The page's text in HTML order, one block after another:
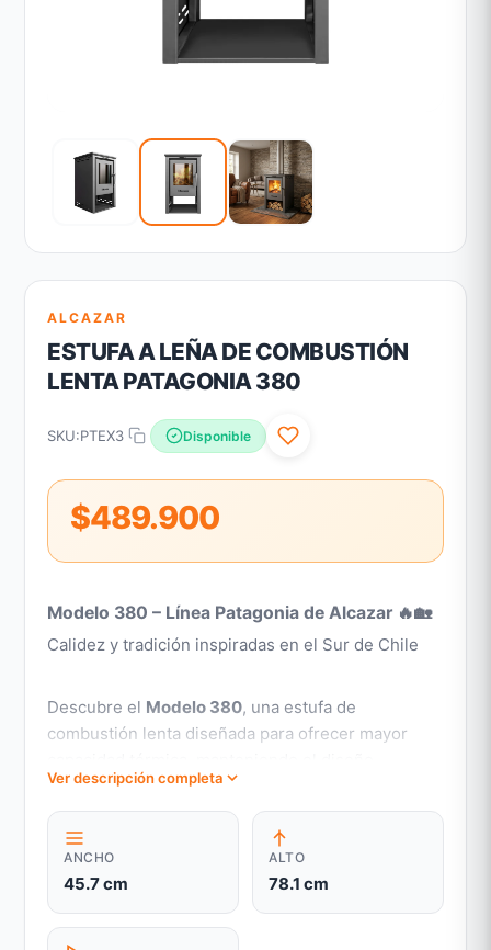
ALCAZAR
ESTUFA A LEÑA DE COMBUSTIÓN
LENTA PATAGONIA 380
SKU:PTEX3 Disponible
$489.900
Modelo 380 – Línea Patagonia de Alcazar 🔥🏡
Calidez y tradición inspiradas en el Sur de Chile
Descubre el Modelo 380, una estufa de
combustión lenta diseñada para ofrecer mayor
moderno y funcional que caracteriza a la línea
Patagonia. Inspirada en los estilos de vida
tradicionales del Sur de Chile, evoca la calidez del
fuego y la convivencia alrededor de él. Su
estructura más amplia y robusta la convierte en la
opción perfecta para calefaccionar espacios
medianos a grandes, combinando practicidad y
Ver descripción completa
ANCHO
45.7 cm
ALTO
78.1 cm